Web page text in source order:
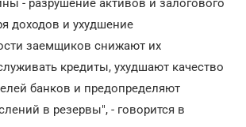
- разрушение активов и залогового
доходов и ухудшение
заемщиков снижают их
кредиты, ухудшают качество
банков и предопределяют
в резервы", - говорится в